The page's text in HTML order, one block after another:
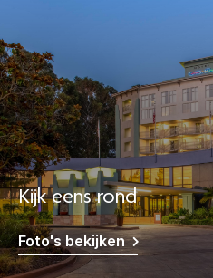
Kijk eens rond
Foto's bekijken